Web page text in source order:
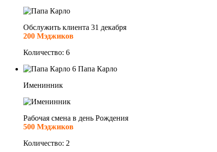
Обслужить клиента 31 декабря
200 Мэджиков
Количество: 6
6 Папа Карло
Именинник
Рабочая смена в день Рождения
500 Мэджиков
Количество: 2